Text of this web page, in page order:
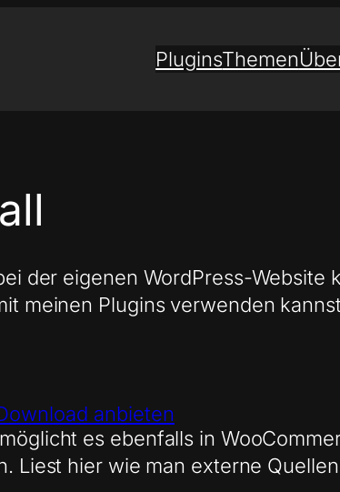
PluginsThemen
der eigenen WordPress-Website
meinen Plugins verwenden
anbieten
es ebenfalls in
Liest hier wie man externe